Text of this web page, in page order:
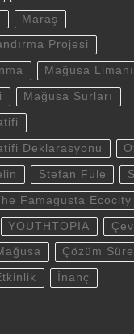
Maraş
Projesi
Mağusa Limanı
Mağusa Surları
Deklarasyonu
Stefan Füle
Famagusta
YOUTHTOPIA
Çözüm
İnanç